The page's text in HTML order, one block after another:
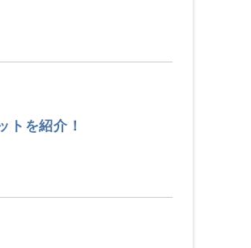
トを紹介！